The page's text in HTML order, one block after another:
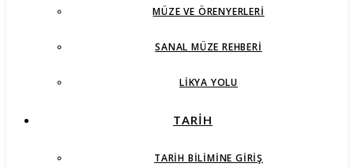
MÜZE VE ÖRENYERLERI
SANAL MÜZE REHBERI
LIKYA YOLU
TARİH
TARIH BILIMINE GIRIŞ